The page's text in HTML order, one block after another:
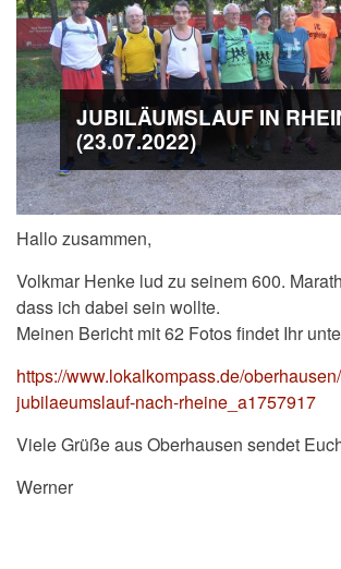
JUBILÄUMSLAUF IN
(23.07.2022)
Hallo zusammen,
Volkmar Henke lud zu seinem 600.
dass ich dabei sein wollte.
Meinen Bericht mit 62 Fotos findet Ihr
https://www.lokalkompass.de/
jubilaeumslauf-nach-rheine_a1757917
Viele Grüße aus Oberhausen sendet
Werner